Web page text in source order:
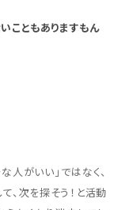
こともありますもん
人がいい」ではなく、
、次を探そう！と活動